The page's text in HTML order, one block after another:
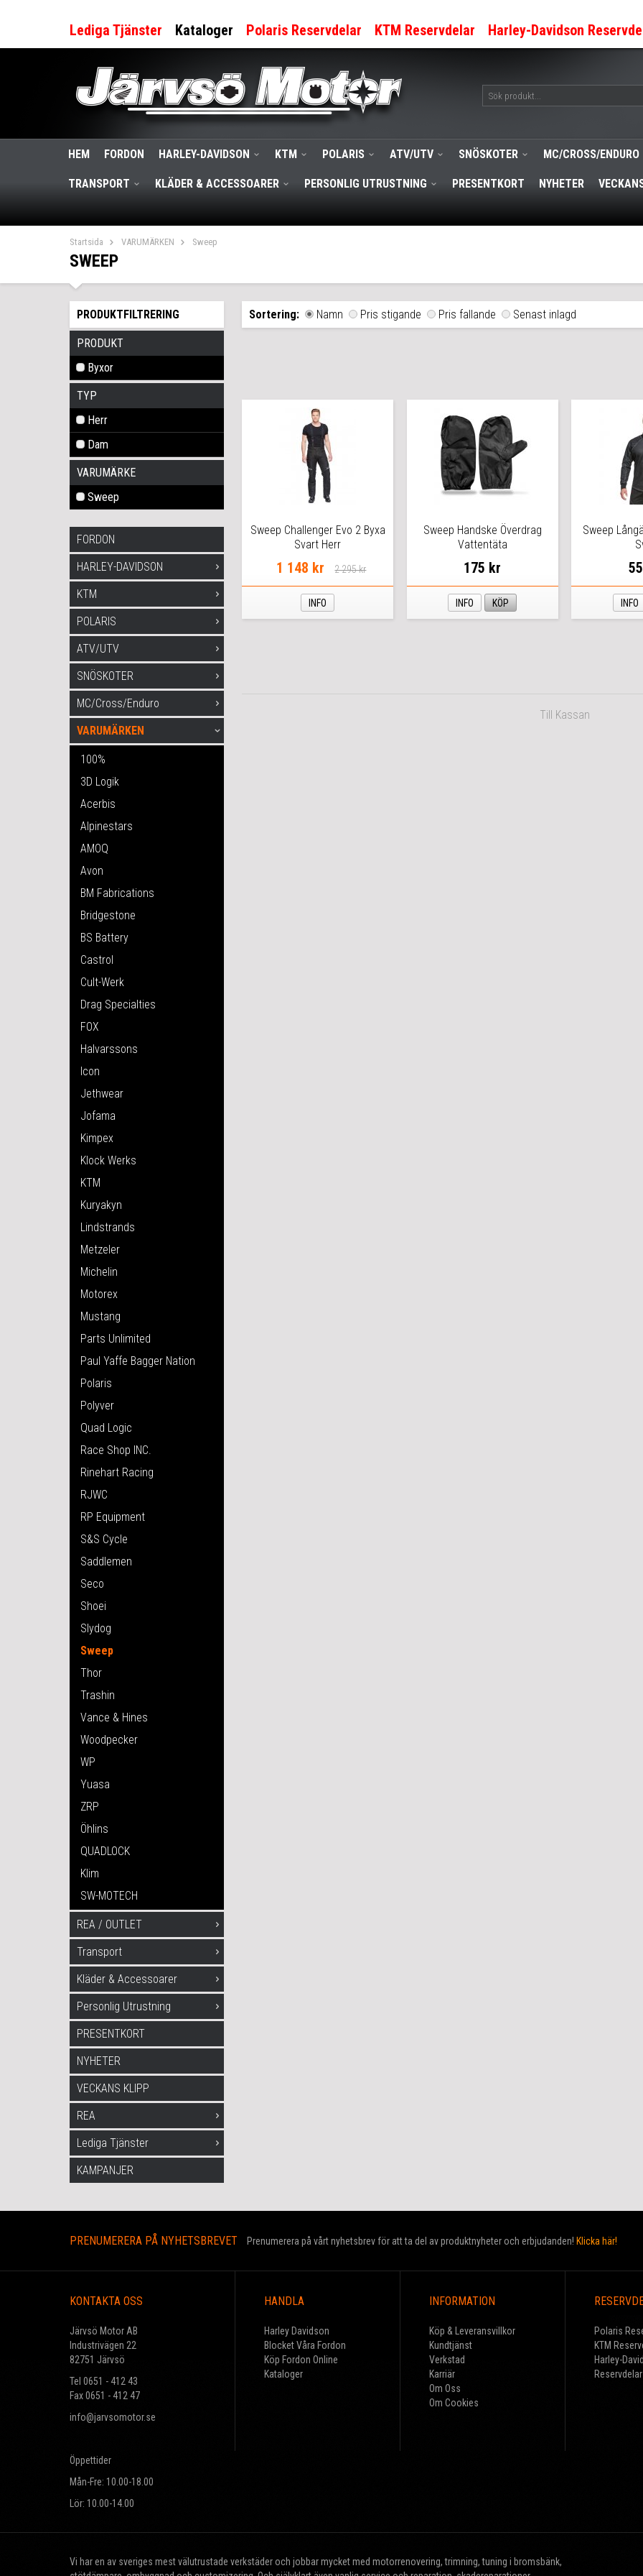
Lediga Tjänster Kataloger Polaris Reservdelar KTM Reservdelar Harley-Davidson
HEM FORDON HARLEY-DAVIDSON KTM POLARIS ATV/UTV SNÖSKOTER MC/CROSS/ENDURO
TRANSPORT KLÄDER & ACCESSOARER PERSONLIG UTRUSTNING PRESENTKORT NYHETER
Startsida VARUMÄRKEN Sweep
SWEEP
PRODUKTFILTRERING
PRODUKT
Byxor
TYP
Herr
Dam
VARUMÄRKE
Sweep
FORDON
HARLEY-DAVIDSON
KTM
POLARIS
ATV/UTV
SNÖSKOTER
MC/Cross/Enduro
VARUMÄRKEN
100%
3D Logik
Acerbis
Alpinestars
AMOQ
Avon
BM Fabrications
Bridgestone
BS Battery
Castrol
Cult-Werk
Drag Specialties
FOX
Halvarssons
Icon
Jethwear
Jofama
Kimpex
Klock Werks
KTM
Kuryakyn
Lindstrands
Metzeler
Michelin
Motorex
Mustang
Parts Unlimited
Paul Yaffe Bagger Nation
Polaris
Polyver
Quad Logic
Race Shop INC.
Rinehart Racing
RJWC
RP Equipment
S&S Cycle
Saddlemen
Seco
Shoei
Slydog
Sweep
Thor
Trashin
Vance & Hines
Woodpecker
WP
Yuasa
ZRP
Öhlins
QUADLOCK
Klim
SW-MOTECH
REA / OUTLET
Transport
Kläder & Accessoarer
Personlig Utrustning
PRESENTKORT
NYHETER
VECKANS KLIPP
REA
Lediga Tjänster
KAMPANJER
Sortering: Namn Pris stigande Pris fallande Senast inlagd
Sweep Challenger Evo 2 Byxa
Svart Herr
1 148 kr 2 295 kr
INFO
Sweep Handske Överdrag
Vattentäta
175 kr
INFO KÖP
Sweep
INFO
Till Kassan
PRENUMERERA PÅ NYHETSBREVET Prenumerera på vårt nyhetsbrev för att ta del av produktnyheter och erbjudanden! Klicka här!
KONTAKTA OSS
Järvsö Motor AB
Industrivägen 22
82751 Järvsö
Tel 0651 - 412 43
Fax 0651 - 412 47
info@jarvsomotor.se
Öppettider
Mån-Fre: 10.00-18.00
Lör: 10.00-14.00
HANDLA
Harley Davidson
Blocket Våra Fordon
Köp Fordon Online
Kataloger
INFORMATION
Köp & Leveransvillkor
Kundtjänst
Verkstad
Karriär
Om Oss
Om Cookies
Polaris
KTM
Harley-
Reservdelar
Vi har en av sveriges mest välutrustade verkstäder och jobbar mycket med motorrenovering, trimning, tuning i bromsbänk,